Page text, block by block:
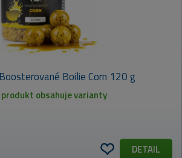
Boilie Corn 120 g
produkt obsahuje varianty
DETAIL